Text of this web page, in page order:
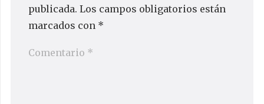
publicada. Los campos obligatorios están
marcados con *